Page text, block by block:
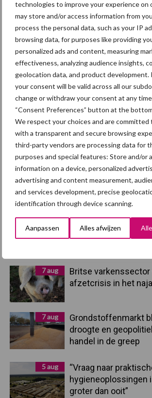
technologies to improve your experience on
may store and/or access information from
process the personal data, such as your IP
browsing data, for purposes like providing
personalized ads and content, measuring
effectiveness, analyzing audience insights,
geolocation data, and product development.
your consent will be valid across all our
change or withdraw your consent at any
“Consent Preferences” button at the
We respect your choices and are committed
with a transparent and secure browsing
third-party vendors are processing data for
purposes and special features: Store and/or
information on a device, personalized
advertising and content measurement,
and services development, precise
identification through device scanning.
Aanpassen Alles afwijzen
Primaire
Sidebar
7 aug
Britse
afzetcrisis in het
7 aug
Grondstoffenmarkt
droogte en
handel in de greep
5 aug
“Vraag naar
hygieneoplossingen
groter dan ooit”
Themapagina
Diergezondheid Fokkerij
Beren
Toon meer